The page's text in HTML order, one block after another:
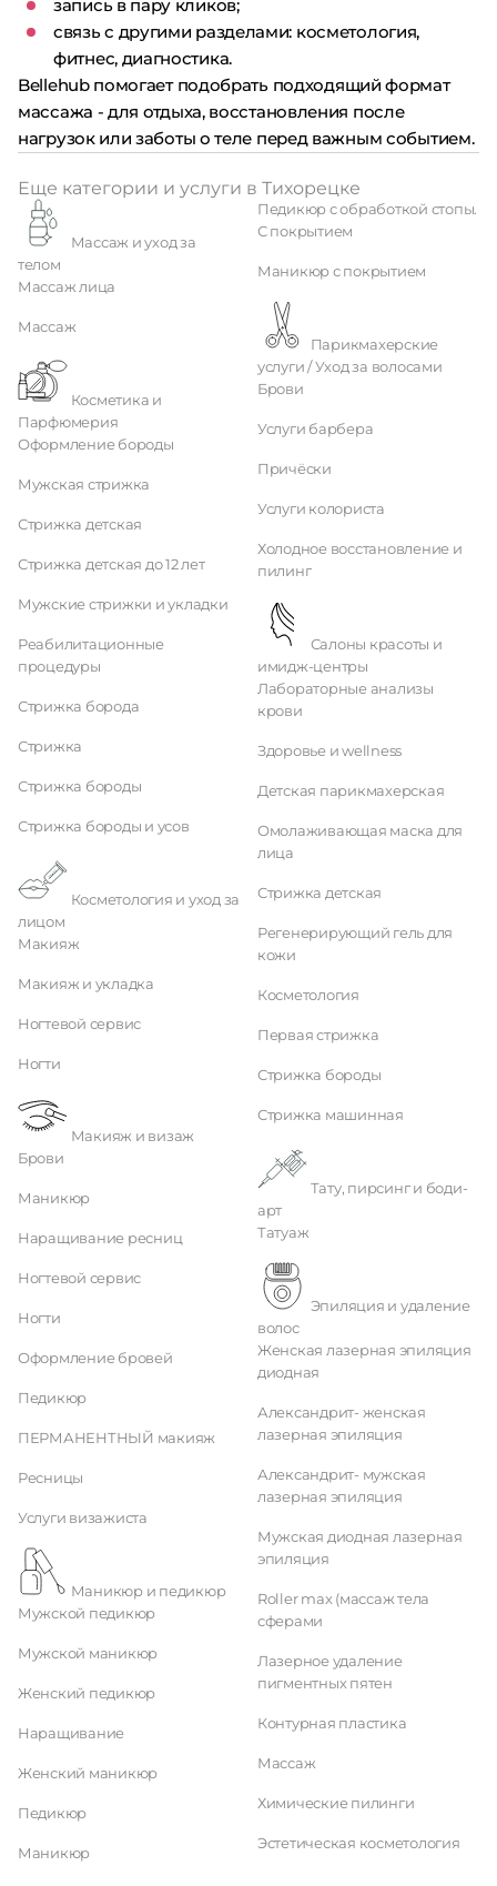
запись в пару кликов;
связь с другими разделами: косметология,
фитнес, диагностика.
Bellehub помогает подобрать подходящий формат
массажа - для отдыха, восстановления после
нагрузок или заботы о теле перед важным событием.
Еще категории и услуги в Тихорецке
телом
Массаж лица
Массаж
Парфюмерия
Оформление бороды
Мужская стрижка
Стрижка детская
Стрижка детская до 12 лет
Мужские стрижки и укладки
Реабилитационные
процедуры
Стрижка борода
Стрижка
Стрижка бороды
Стрижка бороды и усов
лицом
Макияж
Макияж и укладка
Ногтевой сервис
Ногти
Макияж и визаж
Брови
Маникюр
Наращивание ресниц
Ногтевой сервис
Ногти
Оформление бровей
Педикюр
ПЕРМАНЕНТНЫЙ макияж
Ресницы
Услуги визажиста
Маникюр и педикюр
Мужской педикюр
Мужской маникюр
Женский педикюр
Наращивание
Женский маникюр
Педикюр
Маникюр
Педикюр с обработкой стопы.
С покрытием
Маникюр с покрытием
услуги / Уход за волосами
Брови
Услуги барбера
Причёски
Услуги колориста
Холодное восстановление и
пилинг
имидж-центры
Лабораторные анализы
крови
Здоровье и wellness
Детская парикмахерская
Омолаживающая маска для
лица
Стрижка детская
Регенерирующий гель для
кожи
Косметология
Первая стрижка
Стрижка бороды
Стрижка машинная
арт
Татуаж
волос
Женская лазерная эпиляция
диодная
Александрит- женская
лазерная эпиляция
Александрит- мужская
лазерная эпиляция
Мужская диодная лазерная
эпиляция
Roller max (массаж тела
сферами
Лазерное удаление
пигментных пятен
Контурная пластика
Массаж
Химические пилинги
Эстетическая косметология